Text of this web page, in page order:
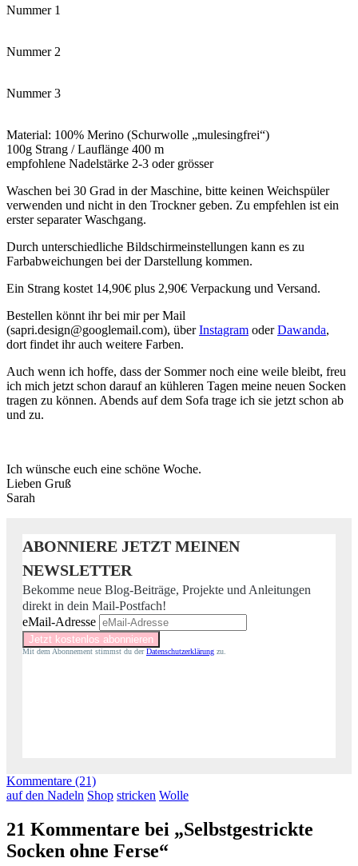
Nummer 1
Nummer 2
Nummer 3
Material: 100% Merino (Schurwolle „mulesingfrei“)
100g Strang / Lauflänge 400 m
empfohlene Nadelstärke 2-3 oder grösser
Waschen bei 30 Grad in der Maschine, bitte keinen Weichspüler
verwenden und nicht in den Trockner geben. Zu empfehlen ist ein
erster separater Waschgang.
Durch unterschiedliche Bildschirmeinstellungen kann es zu
Farbabweichungen bei der Darstellung kommen.
Ein Strang kostet 14,90€ plus 2,90€ Verpackung und Versand.
Bestellen könnt ihr bei mir per Mail
(sapri.design@googlemail.com), überInstagram oderDawanda,
dort findet ihr auch weitere Farben.
Auch wenn ich hoffe, dass der Sommer noch eine weile bleibt, freu
ich mich jetzt schon darauf an kühleren Tagen meine neuen Socken
tragen zu können. Abends auf dem Sofa trage ich sie jetzt schon ab
und zu.
Ich wünsche euch eine schöne Woche.
Lieben Gruß
Sarah
ABONNIERE JETZT MEINEN
NEWSLETTER
Bekomme neue Blog-Beiträge, Projekte und Anleitungen
direkt in dein Mail-Postfach!
eMail-Adresse
Mit dem Abonnement stimmst du derDatenschutzerklärung zu.
Kommentare (21)
auf den Nadeln Shop stricken Wolle
21 Kommentare bei „Selbstgestrickte
Socken ohne Ferse“